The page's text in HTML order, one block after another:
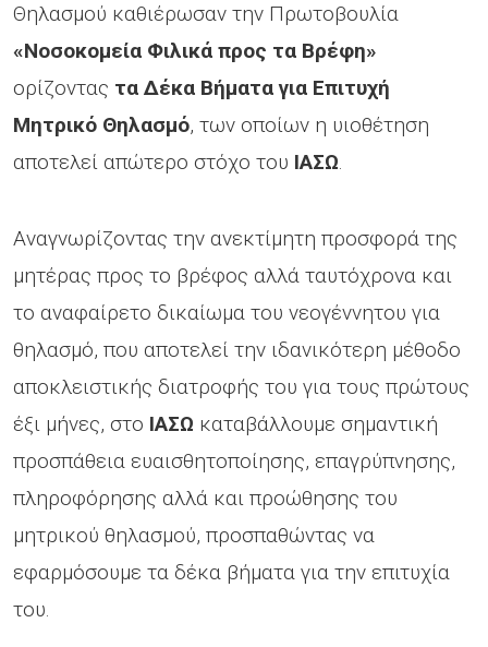
Θηλασμού καθιέρωσαν την Πρωτοβουλία
«Νοσοκομεία Φιλικά προς τα Βρέφη»
ορίζοντας τα Δέκα Βήματα για Επιτυχή
Μητρικό Θηλασμό, των οποίων η υιοθέτηση
αποτελεί απώτερο στόχο του ΙΑΣΩ.
Αναγνωρίζοντας την ανεκτίμητη προσφορά της
μητέρας προς το βρέφος αλλά ταυτόχρονα και
το αναφαίρετο δικαίωμα του νεογέννητου για
θηλασμό, που αποτελεί την ιδανικότερη μέθοδο
αποκλειστικής διατροφής του για τους πρώτους
έξι μήνες, στο ΙΑΣΩ καταβάλλουμε σημαντική
προσπάθεια ευαισθητοποίησης, επαγρύπνησης,
πληροφόρησης αλλά και προώθησης του
μητρικού θηλασμού, προσπαθώντας να
εφαρμόσουμε τα δέκα βήματα για την επιτυχία
του.